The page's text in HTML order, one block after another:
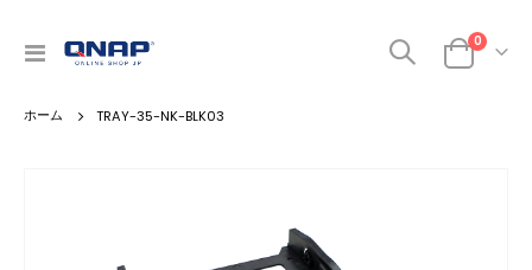
ナ
呼
カート
0
TRAY-35-NK-BLK03